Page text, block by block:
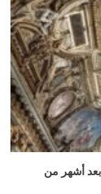
بعد أشهر من